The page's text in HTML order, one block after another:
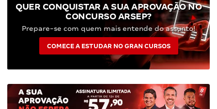
QUER CONQUISTAR A SUA APROVAÇÃO NO
CONCURSO ARSEP?
Prepare-se com quem mais entende do assunto!
COMECE A ESTUDAR NO GRAN CURSOS